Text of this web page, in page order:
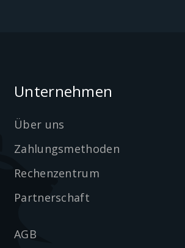
Unternehmen
Über uns
Zahlungsmethoden
Rechenzentrum
Partnerschaft
AGB